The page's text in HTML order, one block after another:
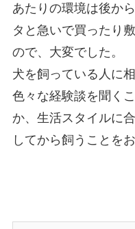
あたりの環境は後か
タと急いで買ったり
ので、大変でした。
犬を飼っている人に
色々な経験談を聞く
か、生活スタイルに
してから飼うことを